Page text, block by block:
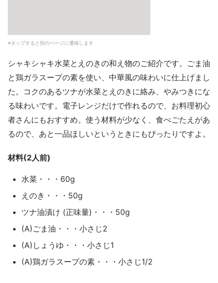
※タップすると別のページに遷移します
シャキシャキ水菜とえのきの和え物のご紹介です。ごま油
と鶏ガラスープの素を使い、中華風の味わいに仕上げまし
た。コクのあるツナが水菜とえのきに絡み、やみつきにな
る味わいです。電子レンジだけで作れるので、お料理初心
者さんにもおすすめ。使う材料が少なく、食べごたえがあ
るので、あと一品ほしいというときにもぴったりですよ。
材料(2人前)
水菜・・・60g
えのき・・・50g
ツナ油漬け (正味量)・・・50g
(A)ごま油・・・小さじ2
(A)しょうゆ・・・小さじ1
(A)鶏ガラスープの素・・・小さじ1/2